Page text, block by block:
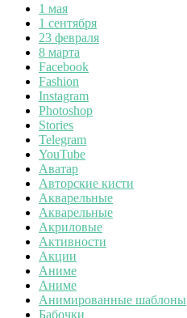
1 мая
1 сентября
23 февраля
8 марта
Facebook
Fashion
Instagram
Photoshop
Stories
Telegram
YouTube
Аватар
Авторские кисти
Акварельные
Акварельные
Акриловые
Активности
Акции
Аниме
Аниме
Анимированные шаблоны
Бабочки